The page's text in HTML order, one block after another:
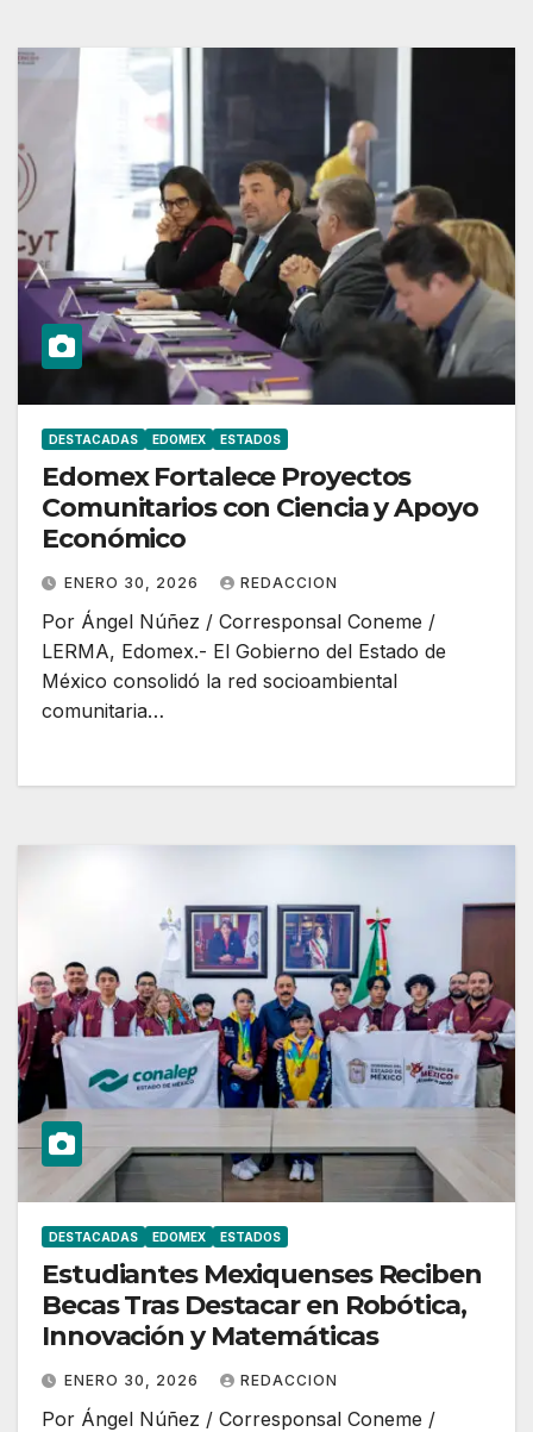
DESTACADAS EDOMEX ESTADOS
Edomex Fortalece Proyectos
Comunitarios con Ciencia y Apoyo
Económico
ENERO 30, 2026 REDACCION
Por Ángel Núñez / Corresponsal Coneme /
LERMA, Edomex.- El Gobierno del Estado de
México consolidó la red socioambiental
comunitaria…
DESTACADAS EDOMEX ESTADOS
Estudiantes Mexiquenses Reciben
Becas Tras Destacar en Robótica,
Innovación y Matemáticas
ENERO 30, 2026 REDACCION
Por Ángel Núñez / Corresponsal Coneme /